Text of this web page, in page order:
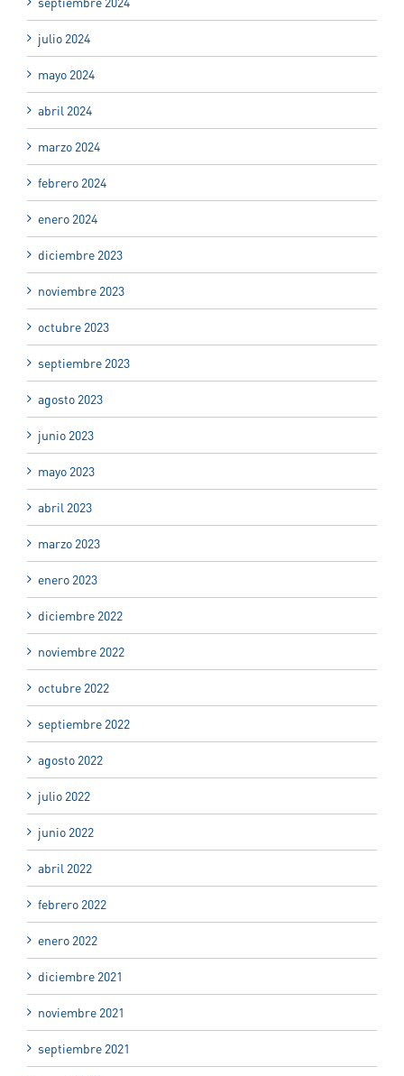
julio 2024
mayo 2024
abril 2024
marzo 2024
febrero 2024
enero 2024
diciembre 2023
noviembre 2023
octubre 2023
septiembre 2023
agosto 2023
junio 2023
mayo 2023
abril 2023
marzo 2023
enero 2023
diciembre 2022
noviembre 2022
octubre 2022
septiembre 2022
agosto 2022
julio 2022
junio 2022
abril 2022
febrero 2022
enero 2022
diciembre 2021
noviembre 2021
septiembre 2021